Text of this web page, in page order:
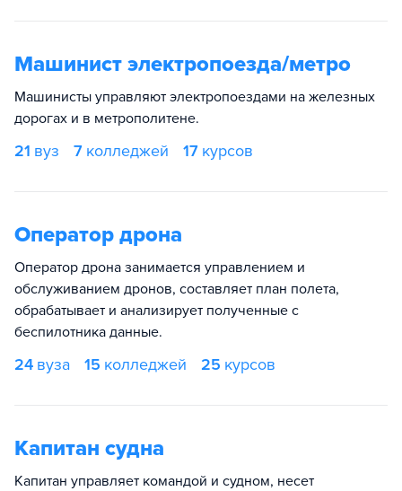
Машинист электропоезда/метро
Машинисты управляют электропоездами на железных
дорогах и в метрополитене.
21 вуз 7 колледжей 17 курсов
Оператор дрона
Оператор дрона занимается управлением и
обслуживанием дронов, составляет план полета,
обрабатывает и анализирует полученные с
беспилотника данные.
24 вуза 15 колледжей 25 курсов
Капитан судна
Капитан управляет командой и судном, несет